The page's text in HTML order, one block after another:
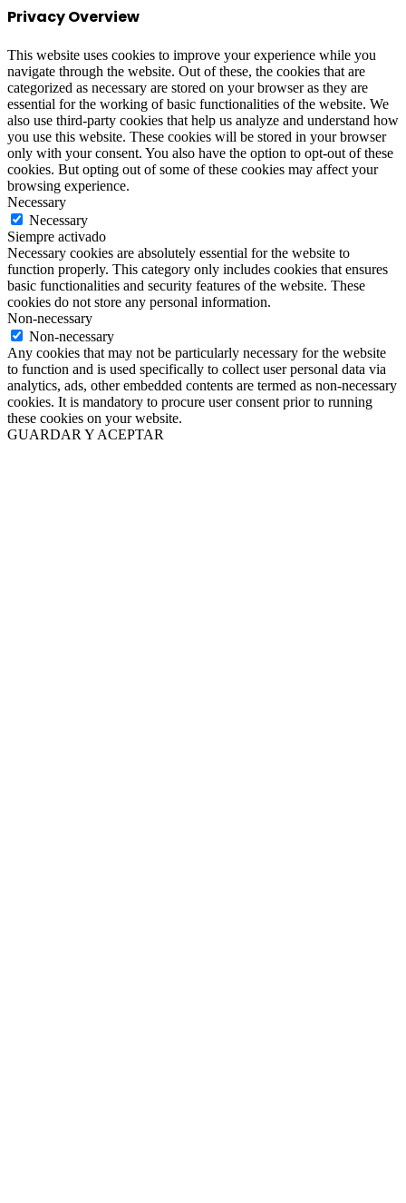
Privacy Overview
This website uses cookies to improve your experience while you
navigate through the website. Out of these, the cookies that are
categorized as necessary are stored on your browser as they are
essential for the working of basic functionalities of the website. We
also use third-party cookies that help us analyze and understand how
you use this website. These cookies will be stored in your browser
only with your consent. You also have the option to opt-out of these
cookies. But opting out of some of these cookies may affect your
browsing experience.
Necessary
Necessary
Siempre activado
Necessary cookies are absolutely essential for the website to
function properly. This category only includes cookies that ensures
basic functionalities and security features of the website. These
cookies do not store any personal information.
Non-necessary
Non-necessary
Any cookies that may not be particularly necessary for the website
to function and is used specifically to collect user personal data via
analytics, ads, other embedded contents are termed as non-necessary
cookies. It is mandatory to procure user consent prior to running
these cookies on your website.
GUARDAR Y ACEPTAR